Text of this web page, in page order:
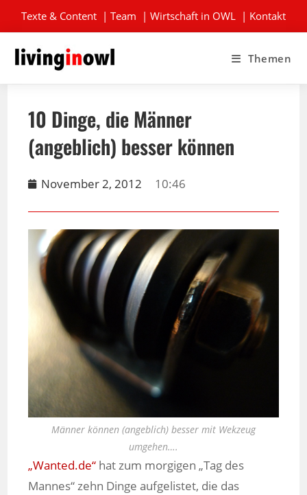
Texte & Content | Team | Wirtschaft in OWL | Kontakt
Themen
10 Dinge, die Männer
(angeblich) besser können
November 2, 2012 10:46
Männer können (angeblich) besser mit Wekzeug
umgehen….
„Wanted.de“ hat zum morgigen „Tag des
Mannes“ zehn Dinge aufgelistet, die das